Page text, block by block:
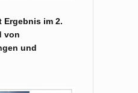
Ergebnis im 2.
von
und